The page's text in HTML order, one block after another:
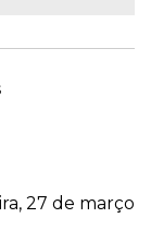
27 de março